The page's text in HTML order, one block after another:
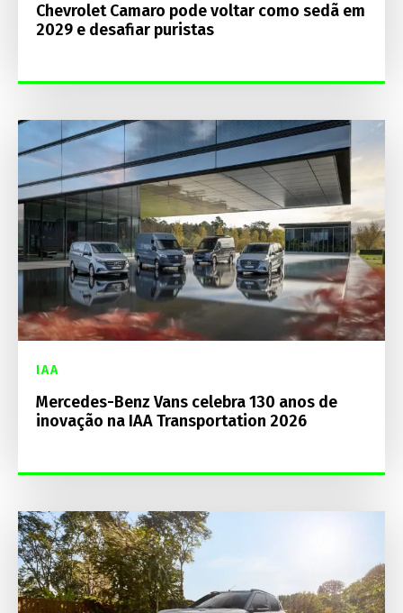
Chevrolet Camaro pode voltar como sedã em
2029 e desafiar puristas
IAA
Mercedes-Benz Vans celebra 130 anos de
inovação na IAA Transportation 2026